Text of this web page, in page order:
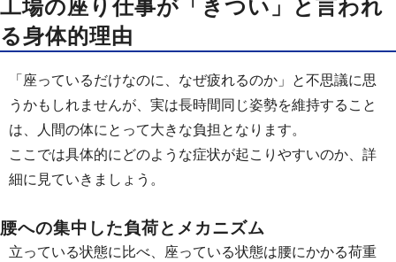
工場の座り仕事が「きつい」と言われ
る身体的理由
「座っているだけなのに、なぜ疲れるのか」と不思議に思
うかもしれませんが、実は長時間同じ姿勢を維持すること
は、人間の体にとって大きな負担となります。
ここでは具体的にどのような症状が起こりやすいのか、詳
細に見ていきましょう。
腰への集中した負荷とメカニズム
立っている状態に比べ、座っている状態は腰にかかる荷重